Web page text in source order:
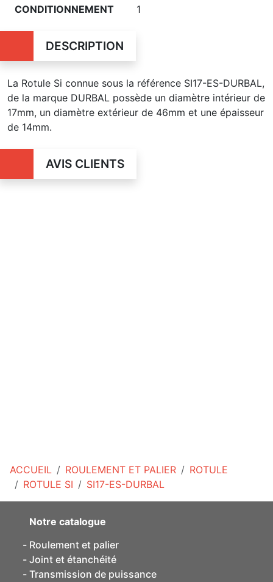
ACCUEIL ROULEMENT ET PALIER
ROTULE
ROTULE SI
SI17-ES-DURBAL
CONDITIONNEMENT 1
DESCRIPTION
La Rotule Si connue sous la référence SI17-ES-DURBAL,
de la marque DURBAL possède un diamètre intérieur de
17mm, un diamètre extérieur de 46mm et une épaisseur
de 14mm.
AVIS CLIENTS
Notre catalogue
Roulement et palier
Joint et étanchéité
Transmission de puissance